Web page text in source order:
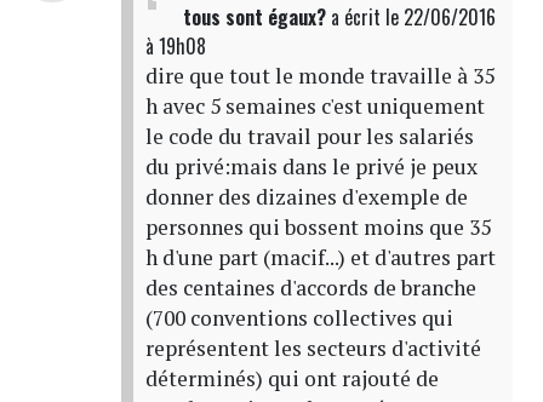
tous sont égaux?a écrit le 22/06/2016
à 19h08
dire que tout le monde travaille à 35
h avec 5 semaines c'est uniquement
le code du travail pour les salariés
du privé:mais dans le privé je peux
donner des dizaines d'exemple de
personnes qui bossent moins que 35
h d'une part (macif...) et d'autres part
des centaines d'accords de branche
(700 conventions collectives qui
représentent les secteurs d'activité
déterminés) qui ont rajouté de